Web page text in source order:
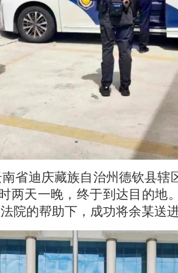
省迪庆藏族自治州德钦县
两天一晚，终于到达目的地
院的帮助下，成功将余某送进